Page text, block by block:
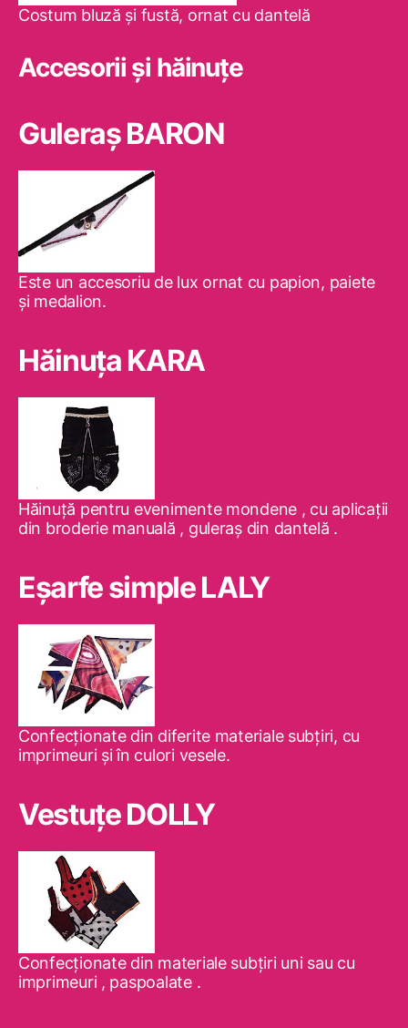
Costum bluză şi fustă, ornat cu dantelă
Accesorii și hăinuțe
Guleraş BARON
Este un accesoriu de lux ornat cu papion, paiete
şi medalion.
Hăinuţa KARA
Hăinuţă pentru evenimente mondene , cu aplicaţii
din broderie manuală , guleraş din dantelă .
Eşarfe simple LALY
Confecţionate din diferite materiale subţiri, cu
imprimeuri şi în culori vesele.
Vestuţe DOLLY
Confecţionate din materiale subţiri uni sau cu
imprimeuri , paspoalate .